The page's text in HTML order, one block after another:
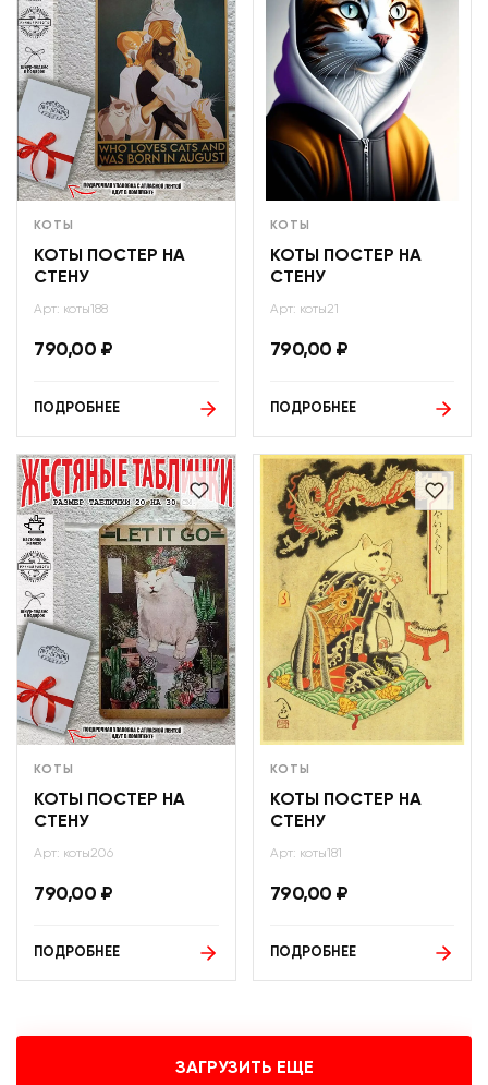
КОТЫ
КОТЫ ПОСТЕР НА
СТЕНУ
Арт: коты188
790,00 ₽
ПОДРОБНЕЕ
КОТЫ
КОТЫ ПОСТЕР НА
СТЕНУ
Арт: коты21
790,00 ₽
ПОДРОБНЕЕ
КОТЫ
КОТЫ ПОСТЕР НА
СТЕНУ
Арт: коты206
790,00 ₽
ПОДРОБНЕЕ
КОТЫ
КОТЫ ПОСТЕР НА
СТЕНУ
Арт: коты181
790,00 ₽
ПОДРОБНЕЕ
ЗАГРУЗИТЬ ЕЩЕ